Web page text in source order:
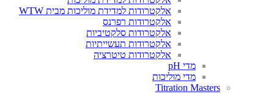
אלקטרודות למדידת מוליכות מבית WTW
אלקטרודות רפרנס
אלקטרודות סלקטיביות
אלקטרודות תעשייתיות
אלקטרודות טיטרציה
מדי pH
מדי מוליכות
Titration Masters